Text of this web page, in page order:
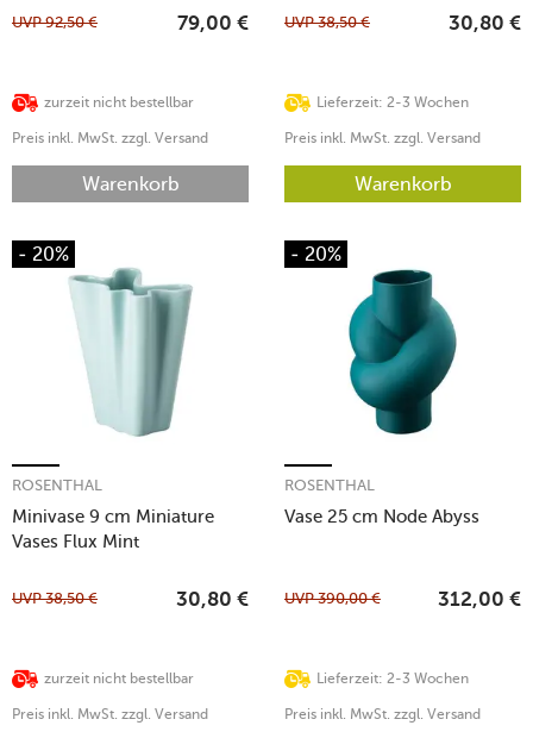
zurzeit nicht bestellbar
UVP92,50 € 79,00 €
Preis inkl. MwSt. zzgl. Versand
Warenkorb
Lieferzeit: 2-3 Wochen
UVP38,50 € 30,80 €
Preis inkl. MwSt. zzgl. Versand
Warenkorb
- 20%
Minivase 9 cm Miniature
Vases Flux Mint
ROSENTHAL
zurzeit nicht bestellbar
UVP38,50 € 30,80 €
Preis inkl. MwSt. zzgl. Versand
- 20%
Vase 25 cm Node Abyss
ROSENTHAL
Lieferzeit: 2-3 Wochen
UVP390,00 € 312,00 €
Preis inkl. MwSt. zzgl. Versand